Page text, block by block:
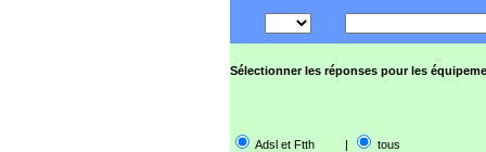
Sélectionner les réponses pour les
Adsl et Ftth | tous